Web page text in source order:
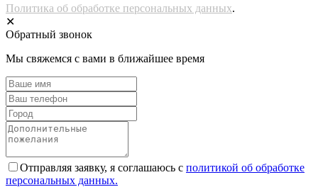
Политика об обработке персональных данных.
✕
Обратный звонок
Мы свяжемся с вами в ближайшее время
Отправляя заявку, я соглашаюсь с политикой об обработке
персональных данных.